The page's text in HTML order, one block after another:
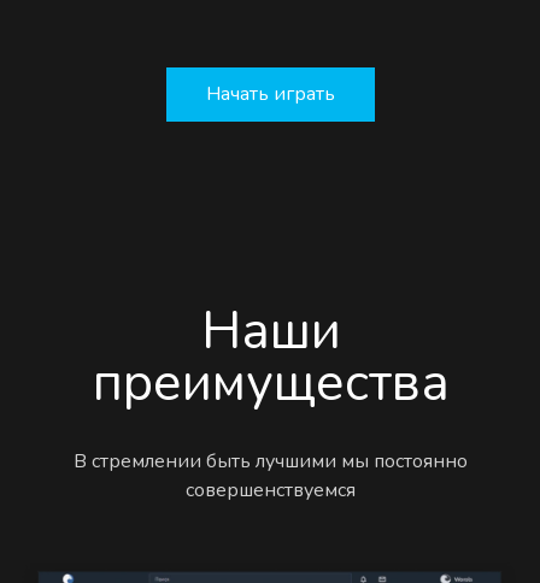
Начать играть
Наши
преимущества
В стремлении быть лучшими мы постоянно
совершенствуемся